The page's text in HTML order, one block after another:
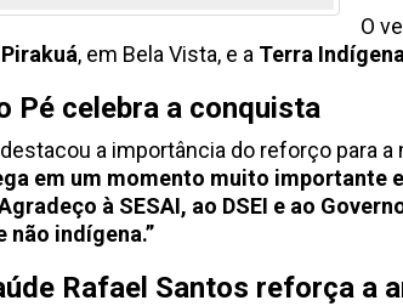
O
, em Bela Vista, e a Terra
Pé celebra a conquista
a importância do reforço para
em um momento muito
à SESAI, ao DSEI e ao
não indígena.”
Rafael Santos reforça a